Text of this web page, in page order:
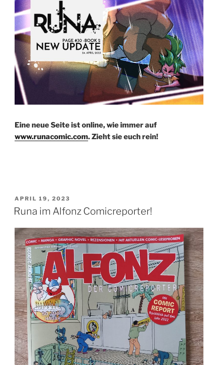
Eine neue Seite ist online, wie immer auf
www.runacomic.com. Zieht sie euch rein!
VERÖFFENTLICHT
AM
APRIL 19, 2023
Runa im Alfonz Comicreporter!